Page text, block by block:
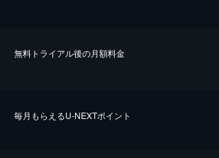
無料トライアル後の⽉額料金
毎⽉もらえるU-NEXTポイント